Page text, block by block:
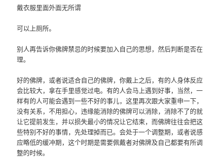
戴衣服里面外面无所谓
可以上厕所。
别人再告诉你佛牌禁忌的时候要加入自己的思想，然后判断是否在
理。
好的佛牌，或者说适合自己的佛牌，你戴上之后，有的人身体反应
会比较大，拿在手里感觉过电。有的人会马上遇到好事，当然，一
样有的人可能会遇到一些不好的事儿，这里再次跟大家重申一下，
没有关系，不用担心，违缘能消除的佛牌可以消除，消除不了的就
让它提前发生，并以损失最小的情况让它结束，而佛牌往往会把这
些特别不好的事情，先处理掉而已。会处于一个调整期，或者说感
应略低的缓冲期，这个时期是需要佩戴者对佛牌及自己都要有所调
整的时候。